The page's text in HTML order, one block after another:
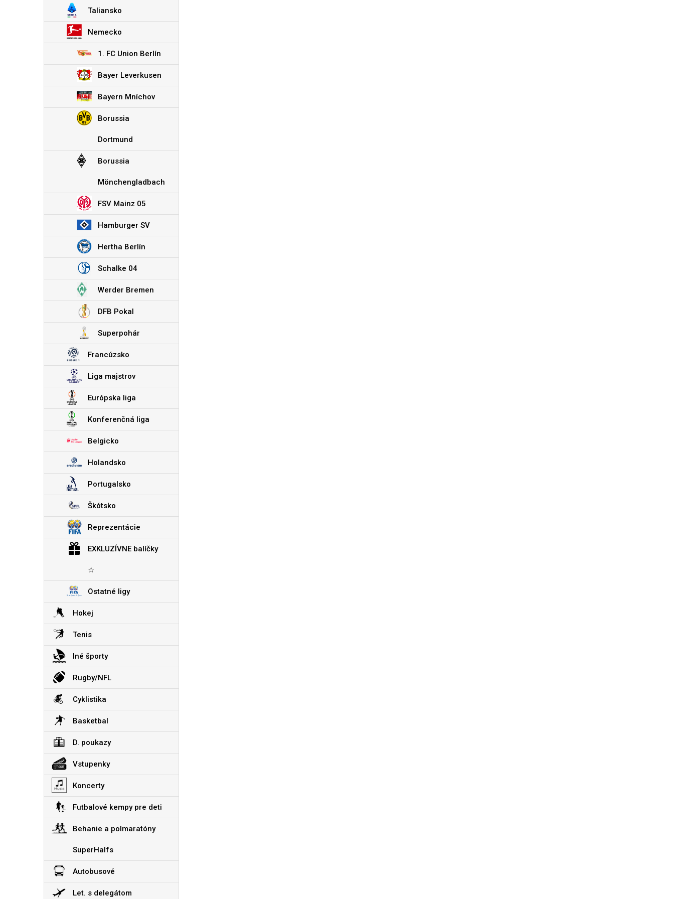
Hamburger SV
Hertha Berlín
Schalke 04
Werder Bremen
DFB Pokal
Superpohár
Aberdeen FC
Celtic FC
Heart of Midlothian FC
Taliansko
Nemecko
1. FC Union Berlín
Bayer Leverkusen
Bayern Mníchov
Borussia
Dortmund
Borussia
Mönchengladbach
FSV Mainz 05
Hamburger SV
Hertha Berlín
Schalke 04
Werder Bremen
DFB Pokal
Superpohár
Francúzsko
Liga majstrov
Európska liga
Konferenčná liga
Belgicko
Holandsko
Portugalsko
Škótsko
Reprezentácie
EXKLUZÍVNE balíčky
☆
Ostatné ligy
Hokej
Tenis
Iné športy
Rugby/NFL
Cyklistika
Basketbal
D. poukazy
Vstupenky
Koncerty
Futbalové kempy pre deti
Behanie a polmaratóny
SuperHalfs
Autobusové
Let. s delegátom